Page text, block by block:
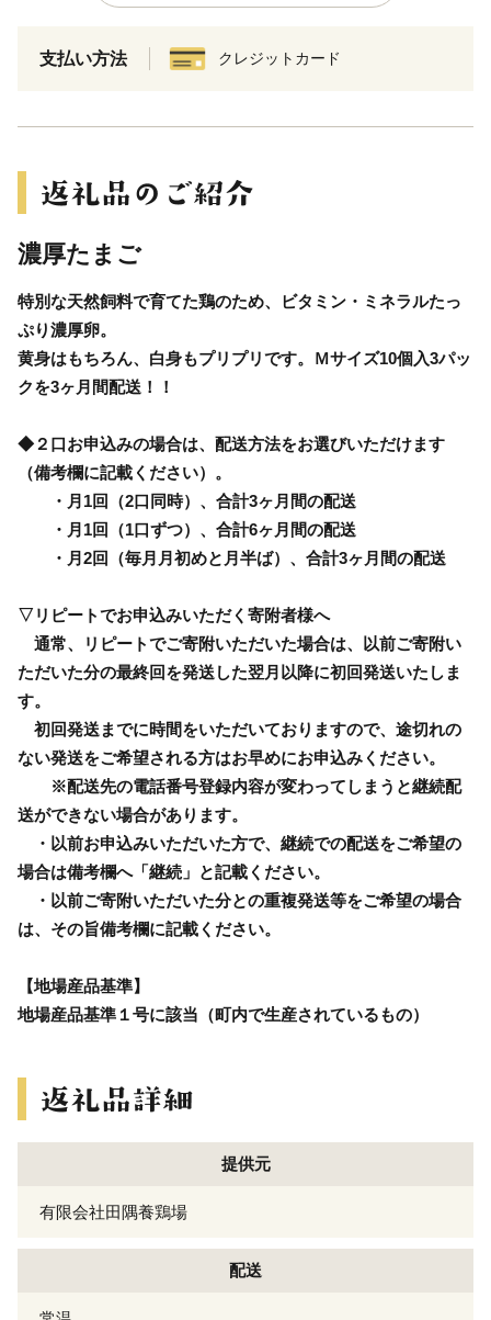
支払い方法 クレジットカード
濃厚たまご
特別な天然飼料で育てた鶏のため、ビタミン・ミネラルたっ
ぷり濃厚卵。
黄身はもちろん、白身もプリプリです。Ｍサイズ10個入3パッ
クを3ヶ月間配送！！
◆２口お申込みの場合は、配送方法をお選びいただけます
（備考欄に記載ください）。
・月1回（2口同時）、合計3ヶ月間の配送
・月1回（1口ずつ）、合計6ヶ月間の配送
・月2回（毎月月初めと月半ば）、合計3ヶ月間の配送
▽リピートでお申込みいただく寄附者様へ
通常、リピートでご寄附いただいた場合は、以前ご寄附い
ただいた分の最終回を発送した翌月以降に初回発送いたしま
す。
初回発送までに時間をいただいておりますので、途切れの
ない発送をご希望される方はお早めにお申込みください。
※配送先の電話番号登録内容が変わってしまうと継続配
送ができない場合があります。
・以前お申込みいただいた方で、継続での配送をご希望の
場合は備考欄へ「継続」と記載ください。
・以前ご寄附いただいた分との重複発送等をご希望の場合
は、その旨備考欄に記載ください。
【地場産品基準】
地場産品基準１号に該当（町内で生産されているもの）
提供元
有限会社田隅養鶏場
配送